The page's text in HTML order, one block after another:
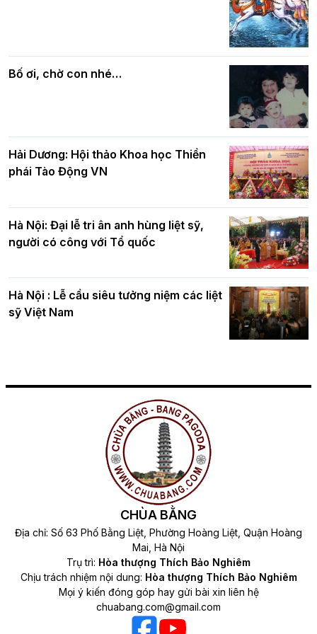
nhân mùa Phật đản PL.2570
Phật giáo chính tín Phần 7: Luật nhân
quả
Bố ơi, chờ con nhé…
Hải Dương: Hội thảo Khoa học Thiền
phái Tào Động VN
Hà Nội: Đại lễ tri ân anh hùng liệt sỹ,
người có công với Tổ quốc
Hà Nội : Lễ cầu siêu tưởng niệm các liệt
sỹ Việt Nam
CHÙA BẰNG
Địa chỉ: Số 63 Phố Bằng Liệt, Phường Hoàng Liệt, Quận Hoàng
Mai, Hà Nội
Trụ trì: Hòa thượng Thích Bảo Nghiêm
Chịu trách nhiệm nội dung: Hòa thượng Thích Bảo Nghiêm
Mọi ý kiến đóng góp hay gửi bài xin liên hệ
chuabang.com@gmail.com